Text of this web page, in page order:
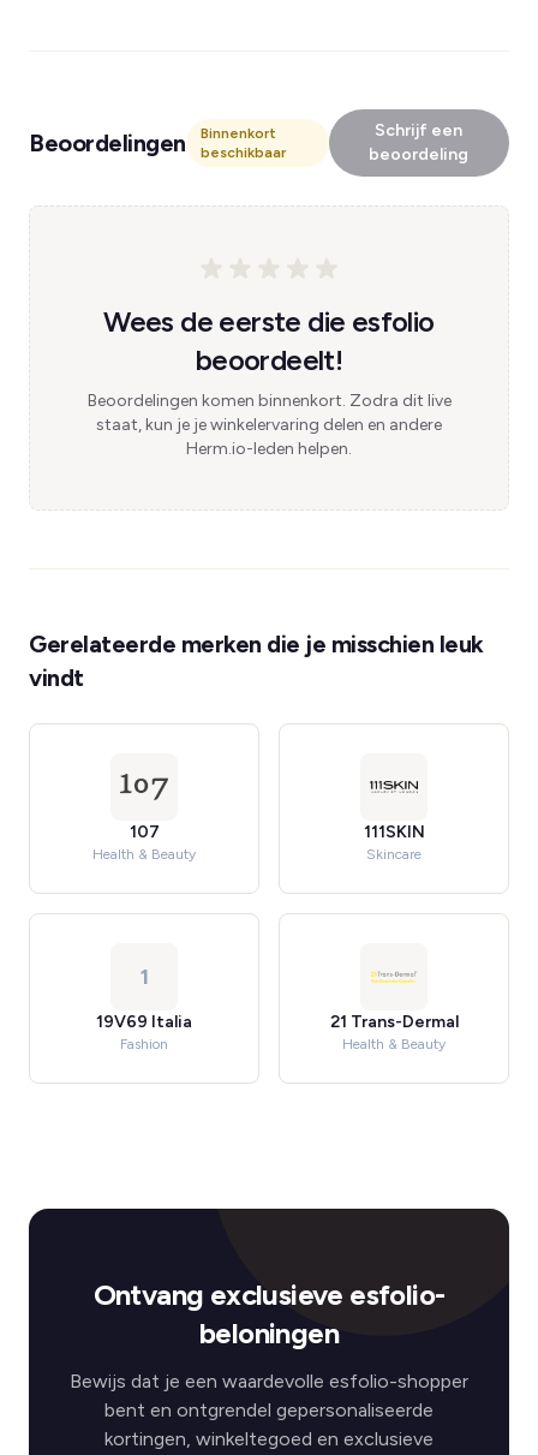
Beoordelingen
Binnenkort
beschikbaar
Schrijf een
beoordeling
Wees de eerste die esfolio
beoordeelt!
Beoordelingen komen binnenkort. Zodra dit live
staat, kun je je winkelervaring delen en andere
Herm.io-leden helpen.
Gerelateerde merken die je misschien leuk
vindt
107
Health & Beauty
111SKIN
Skincare
1
19V69 Italia
Fashion
21 Trans-Dermal
Health & Beauty
Ontvang exclusieve esfolio-
beloningen
Bewijs dat je een waardevolle esfolio-shopper
bent en ontgrendel gepersonaliseerde
kortingen, winkeltegoed en exclusieve